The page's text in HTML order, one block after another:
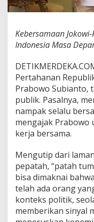
Kebersamaan
Indonesia Masa
Pertahanan
Prabowo Subianto,
publik. Pasalnya,
nampak selalu
mengajak
kerja bersama.
Mengutip dari laman
pepatah, “patah
bisa dimaknai
telah ada orang
konteks politik,
memberikan sinyal